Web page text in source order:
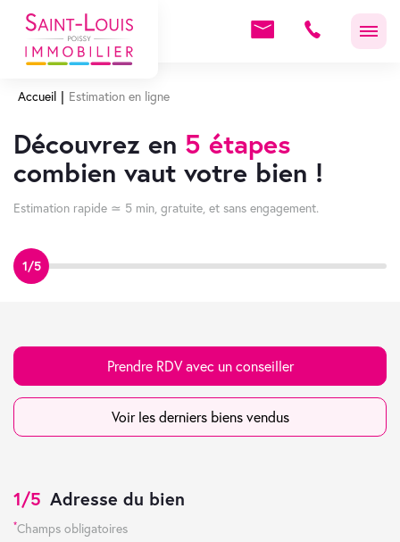
Accueil Estimation en ligne
Découvrez en 5 étapes
combien vaut votre bien !
Estimation rapide ≃ 5 min, gratuite, et sans engagement.
1/5
Prendre RDV avec un conseiller
Voir les derniers biens vendus
1/5 Adresse du bien
*Champs obligatoires